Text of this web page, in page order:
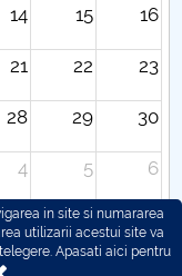
14 15 16
21 22 23
28 29 30
4 5 6
in site si numararea
utilizarii acestui site va
Apasati aici pentru